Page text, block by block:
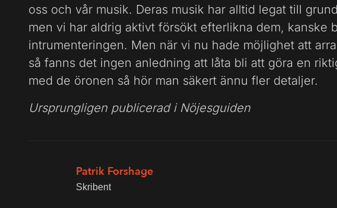
oss och vår musik. Deras musik har alltid legat till
men vi har aldrig aktivt försökt efterlikna dem, kanske
intrumenteringen. Men när vi nu hade möjlighet att
så fanns det ingen anledning att låta bli att göra en
med de öronen så hör man säkert ännu fler detaljer.
Ursprungligen publicerad i Nöjesguiden
Patrik Forshage
Skribent